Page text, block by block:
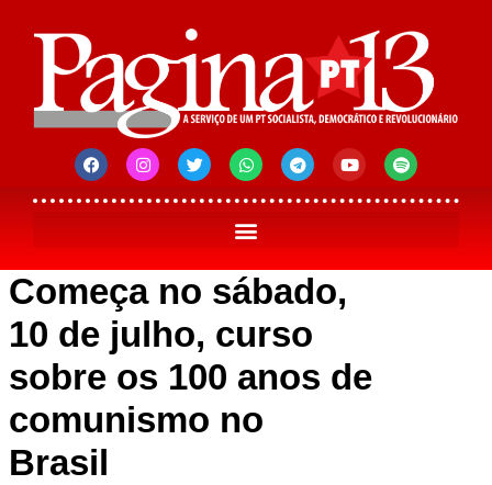
Começa no sábado,
10 de julho, curso
sobre os 100 anos de
comunismo no
Brasil